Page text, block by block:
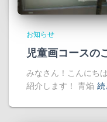
お知らせ
児童画コースの
みなさん！こんにち
紹介します！ 青焔